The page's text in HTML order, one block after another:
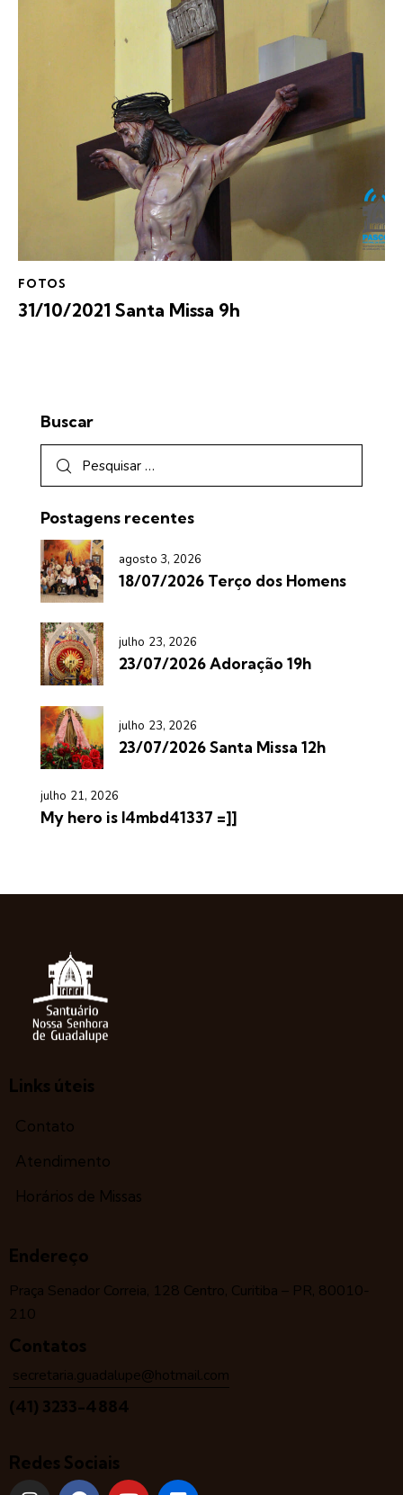
FOTOS
31/10/2021 Santa Missa 9h
Buscar
Postagens recentes
agosto 3, 2026
18/07/2026 Terço dos Homens
julho 23, 2026
23/07/2026 Adoração 19h
julho 23, 2026
23/07/2026 Santa Missa 12h
julho 21, 2026
My hero is l4mbd41337 =]]
Links úteis
Contato
Atendimento
Horários de Missas
Endereço
Praça Senador Correia, 128 Centro, Curitiba – PR, 80010-
210
Contatos
secretaria.guadalupe@hotmail.com
(41) 3233-4884
Redes Sociais